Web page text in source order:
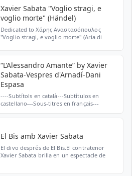
Xavier Sabata "Voglio stragi, e
voglio morte" (Händel)
Dedicated to Χάρης Αναστασόπουλος
"Voglio stragi, e voglio morte" (Aria di
“L’Alessandro Amante” by Xavier
Sabata-Vespres d'Arnadí-Dani
Espasa
----Subtítols en català---Subtítulos en
castellano---Sous-titres en français---
El Bis amb Xavier Sabata
El divo després de El Bis.El contratenor
Xavier Sabata brilla en un espectacle de